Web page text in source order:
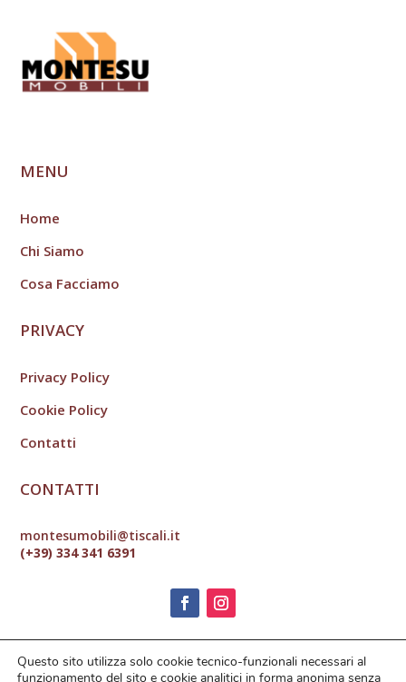
MENU
Home
Chi Siamo
Cosa Facciamo
PRIVACY
Privacy Policy
Cookie Policy
Contatti
CONTATTI
montesumobili@tiscali.it
(+39) 334 341 6391
Questo sito utilizza solo cookie tecnico-funzionali necessari al
funzionamento del sito e cookie analitici in forma anonima senza